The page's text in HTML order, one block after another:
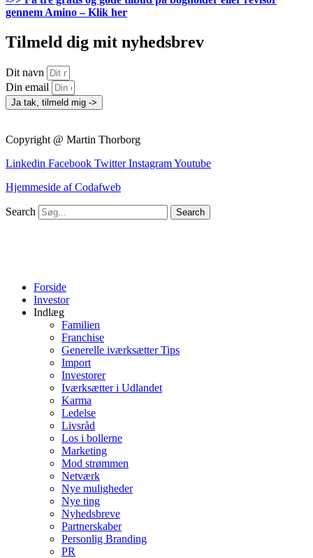
gennem Amino –Klik her
Tilmeld dig mit nyhedsbrev
Dit navn
Din email
Ja tak, tilmeld mig ->
Copyright @ Martin Thorborg
Linkedin Facebook Twitter InstagramYoutube
Hjemmeside af Codafweb
Search Search
Forside
Investor
Indlæg
Familien
Franchise
Generelle iværksætter Tips
Import
Investorer
Iværksætter i Udlandet
Karma
Ledelse
Livsråd
Los i bollerne
Marketing
Mod strømmen
Netværk
Nye muligheder
Nye ting
Nyhedsbreve
Partnerskaber
Personlig Branding
PR